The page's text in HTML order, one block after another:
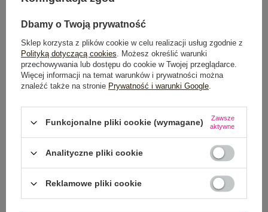
Dostawaod 7,99 zł
Do darmowej dostawy brakuje 200,00 zł
Wysyłkajutro
100 dni na zwrot
OPIS PRODUKTU
Dbamy o Twoją prywatność
Sklep korzysta z plików cookie w celu realizacji usług zgodnie z
Polityką dotyczącą cookies. Możesz określić warunki
przechowywania lub dostępu do cookie w Twojej przeglądarce.
Więcej informacji na temat warunków i prywatności można
znaleźć także na stronie Prywatność i warunki Google.
Funkcjonalne pliki cookie (wymagane)
Zawsze
aktywne
Analityczne pliki cookie
Reklamowe pliki cookie